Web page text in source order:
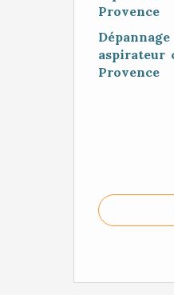
Dépannage
aspirateur
Provence